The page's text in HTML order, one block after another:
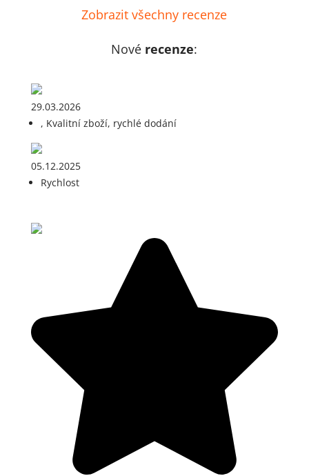
Zobrazit všechny recenze
Nové recenze:
29.03.2026
, Kvalitní zboží, rychlé dodání
05.12.2025
Rychlost